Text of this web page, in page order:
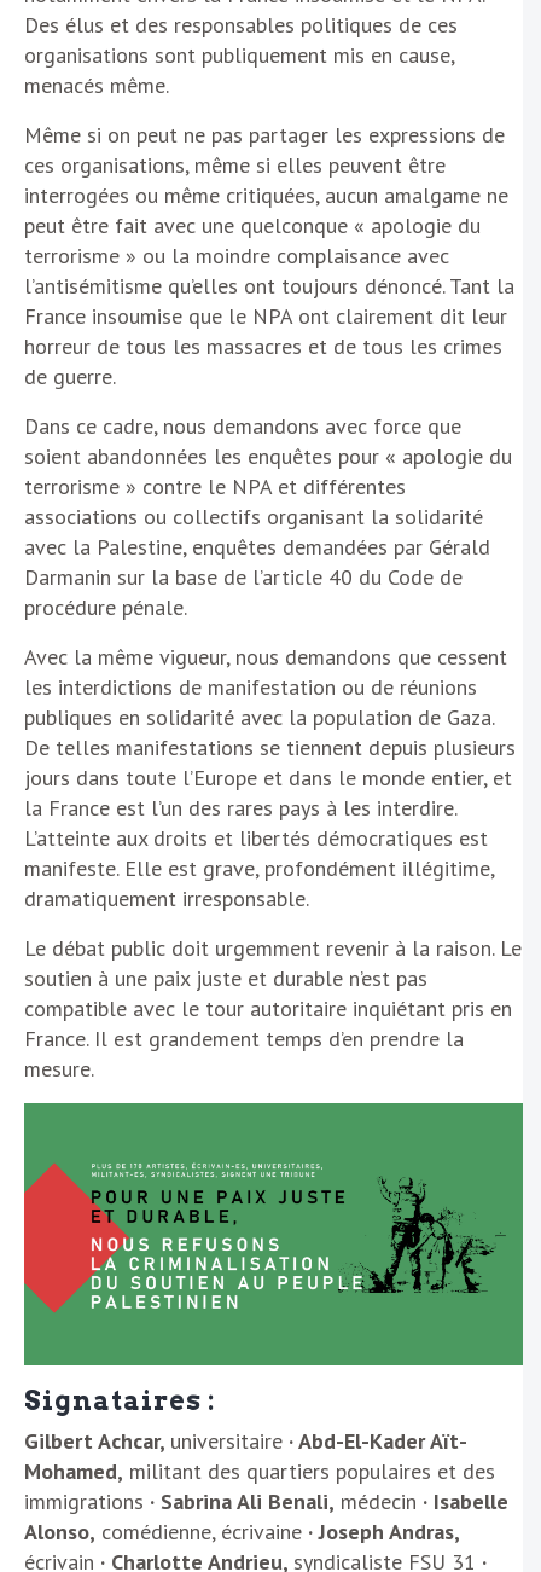
Des élus et des responsables politiques de ces
organisations sont publiquement mis en cause,
menacés même.
Même si on peut ne pas partager les expressions de
ces organisations, même si elles peuvent être
interrogées ou même critiquées, aucun amalgame ne
peut être fait avec une quelconque « apologie du
terrorisme » ou la moindre complaisance avec
l’antisémitisme qu’elles ont toujours dénoncé. Tant la
France insoumise que le NPA ont clairement dit leur
horreur de tous les massacres et de tous les crimes
de guerre.
Dans ce cadre, nous demandons avec force que
soient abandonnées les enquêtes pour « apologie du
terrorisme » contre le NPA et différentes
associations ou collectifs organisant la solidarité
avec la Palestine, enquêtes demandées par Gérald
Darmanin sur la base de l’article 40 du Code de
procédure pénale.
Avec la même vigueur, nous demandons que cessent
les interdictions de manifestation ou de réunions
publiques en solidarité avec la population de Gaza.
De telles manifestations se tiennent depuis plusieurs
jours dans toute l’Europe et dans le monde entier, et
la France est l’un des rares pays à les interdire.
L’atteinte aux droits et libertés démocratiques est
manifeste. Elle est grave, profondément illégitime,
dramatiquement irresponsable.
Le débat public doit urgemment revenir à la raison. Le
soutien à une paix juste et durable n’est pas
compatible avec le tour autoritaire inquiétant pris en
France. Il est grandement temps d’en prendre la
mesure.
Signataires :
Gilbert Achcar, universitaire · Abd-El-Kader Aït-
Mohamed, militant des quartiers populaires et des
immigrations · Sabrina Ali Benali, médecin · Isabelle
Alonso, comédienne, écrivaine · Joseph Andras,
écrivain · Charlotte Andrieu, syndicaliste FSU 31 ·